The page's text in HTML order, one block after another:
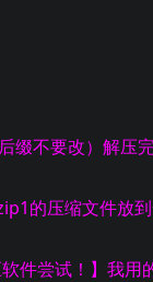
不要改）解压
的压缩文件放
件尝试！】我用